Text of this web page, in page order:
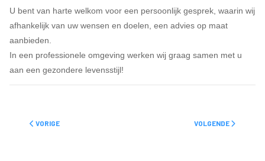
U bent van harte welkom voor een persoonlijk gesprek, waarin wij
afhankelijk van uw wensen en doelen, een advies op maat
aanbieden.
In een professionele omgeving werken wij graag samen met u
aan een gezondere levensstijl!
VORIG ARTIKEL: PRIVACY
VORIGE VOLGENDE ARTIKEL:
VOLGENDE